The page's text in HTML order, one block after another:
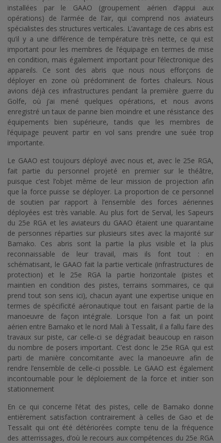
installées par le GAAO (groupement aérien d’appui aux
opérations) de l’armée de l’air, qui comprend nos aviateurs
spécialistes des structures verticales. L’avantage de ces abris est
qu’il y a une différence de température très nette, ce qui est
important pour les membres de l’équipage en termes de mise
en condition, mais également important pour l’électronique des
appareils. Ce sont des abris que nous nous efforçons de
déployer en zone où prédominent de fortes chaleurs. Nous
avions déjà ces infrastructures pendant la première guerre du
Golfe, où j’ai mené quelques opérations, et nous avons
enregistré un taux de panne bien moindre et une résistance des
équipements bien supérieure, tandis que les membres de
l’équipage peuvent partir en vol sans prendre une suée trop
importante.
Le GAAO est toujours déployé avec nous et, avec le 25e RGA,
fait partie du personnel projeté en premier sur le théâtre,
puisque c’est l’objet même de leur mission de projection afin
que la force puisse se déployer. La proportion de ce personnel
de soutien par rapport à l’ensemble des forces aériennes
déployées est très variable. Au plus fort de Serval, les Sapeurs
du 25e RGA et les aviateurs du GAAO étaient une quarantaine
de personnes réparties sur plusieurs sites avec la majorité sur
Bamako. Ces abris sont la partie la plus visible et la plus
reconnaissable de leur travail, mais ils font tout : en
schématisant, le GAAO fait la partie verticale (infrastructures de
protection) et le 25e RGA la partie horizontale (pistes et
maintien en condition des pistes, terrains sommaires, ce qui
prend tout son sens ici), chacun ayant une expertise unique en
termes de spécificité aéronautique tout en faisant partie de la
manoeuvre de façon intégrale. Lorsque l’on a fait un point
aérien entre Bamako et le nord Mali à Tessalit, il a fallu faire des
travaux sur piste, car celle-ci se dégradait beaucoup en raison
du nombre de posers important. C’est donc le 25e RGA qui est
parti de manière concomitante avec la manoeuvre afin de
rendre l’ensemble de celle-ci possible. Le GAAO est également
incontournable pour le déploiement de la force et initier son
stationnement
En ce qui concerne l’état des pistes, celle de Bamako donne
entièrement satisfaction contrairement à celles de Gao et de
Tessalit qui ont été détériorées compte tenu de la fréquence
des atterrissages, d’où le recours aux compétences du 25e RGA